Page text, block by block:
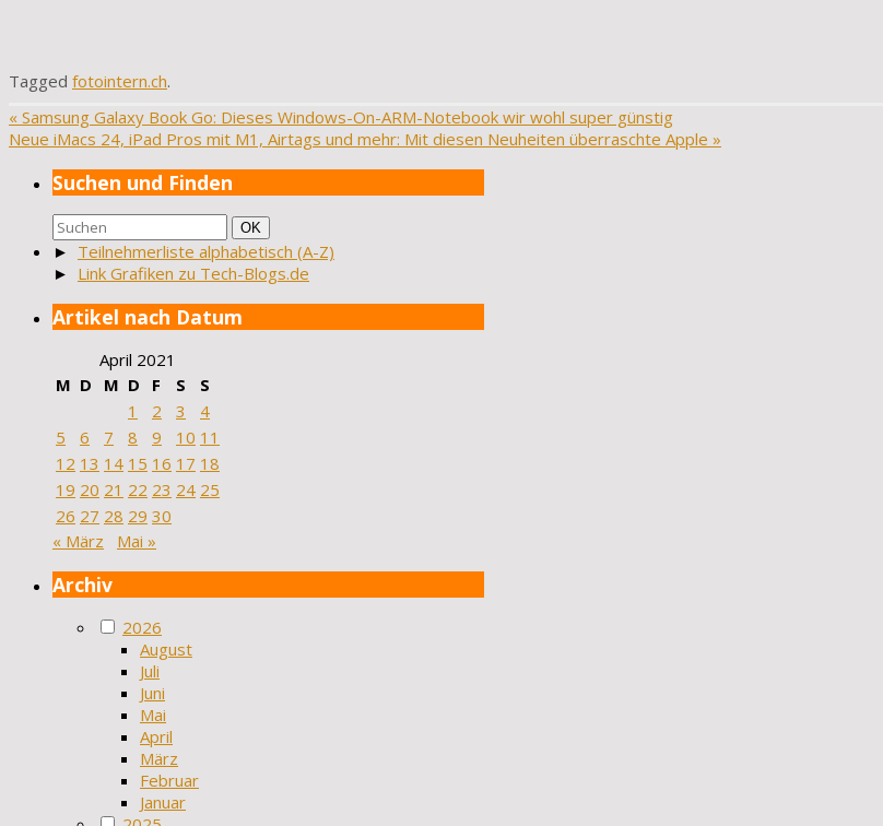
Tagged fotointern.ch.
« Samsung Galaxy Book Go: Dieses Windows-On-ARM-Notebook wir wohl super günstig
Neue iMacs 24, iPad Pros mit M1, Airtags und mehr: Mit diesen Neuheiten überraschte Apple »
Suchen und Finden
Suchen
nach:
Suchen
OK
► Teilnehmerliste alphabetisch (A-Z)
► Link Grafiken zu Tech-Blogs.de
Artikel nach Datum
April 2021
M D M D F S
S
1
2 3
4
5
6 7 8 9 10 11
12 13 14 15 16 17 18
19 20 21 22 23 24 25
26 27 28 29 30
« März
Mai »
Archiv
2026
August
Juli
Juni
Mai
April
März
Februar
Januar